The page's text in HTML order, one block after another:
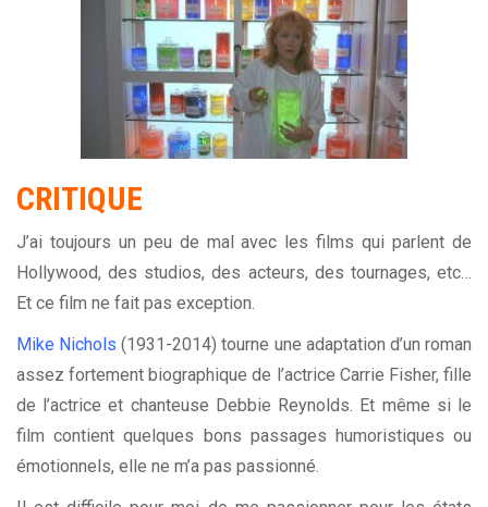
CRITIQUE
J’ai toujours un peu de mal avec les films qui parlent de
Hollywood, des studios, des acteurs, des tournages, etc…
Et ce film ne fait pas exception.
Mike Nichols (1931-2014) tourne une adaptation d’un roman
assez fortement biographique de l’actrice Carrie Fisher, fille
de l’actrice et chanteuse Debbie Reynolds. Et même si le
film contient quelques bons passages humoristiques ou
émotionnels, elle ne m’a pas passionné.